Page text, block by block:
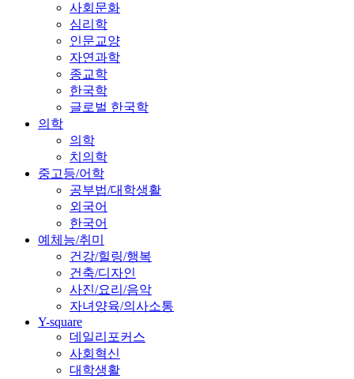
사회문화
심리학
인문교양
자연과학
종교학
한국학
글로벌 한국학
의학
의학
치의학
중고등/어학
공부법/대학생활
외국어
한국어
예체능/취미
건강/힐링/행복
건축/디자인
사진/요리/음악
자녀양육/의사소통
Y-square
데일리포커스
사회혁신
대학생활